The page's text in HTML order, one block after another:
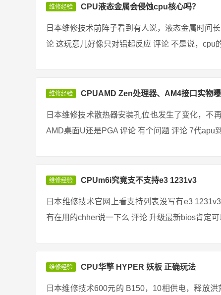
维修经验 CPU液态金属会侵蚀cpu核心吗？
日本维修技术前阵子看到有人说，液态金属时间
论 这玩意儿好像只对铝起反应 评论 不是说，cpu
维修经验 CPUAMD Zen处理器、AM4接口实物
日本维修技术散热器安装孔位也发生了变化，不
AMD桌面U还是PGA 评论 有个问题 评论 7代apu
维修经验 CPUm6i究竟支不支持e3 1231v3
日本维修技术官网上看支持列表没写有e3
有在用的chher说一下么 评论 升级最新bios肯定
维修经验 CPU华擎 HYPER 妖板 正确玩法
日本维修技术600元的 B150，10相供电，释放